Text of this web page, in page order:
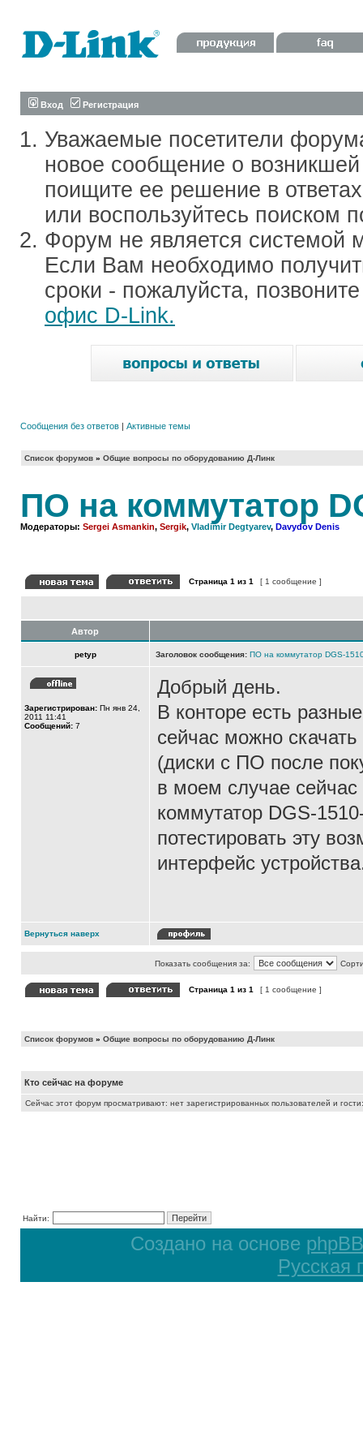
Вход Регистрация
Уважаемые посетители
новое сообщение о
поищите ее решение в
или воспользуйтесь поиском
Форум не является системой
Если Вам необходимо
сроки - пожалуйста,
офис D-Link.
Сообщения без ответов | Активные темы
Список форумов » Общие вопросы по оборудованию Д-Линк
ПО на коммутатор
Модераторы: Sergei Asmankin, Sergik, Vladimir Degtyarev, Davydov Denis
Страница 1 из 1 [ 1 сообщение ]
Автор
petyp Заголовок сообщения: ПО на коммутатор DGS-
Зарегистрирован: Пн янв 24,
2011 11:41
Сообщений: 7
Добрый день.
В конторе есть
сейчас можно
(диски с ПО после
в моем случае сейчас
коммутатор DGS-
потестировать эту
интерфейс
Вернуться наверх
Показать сообщения за:
Страница 1 из 1 [ 1 сообщение ]
Список форумов » Общие вопросы по оборудованию Д-Линк
Кто сейчас на форуме
Сейчас этот форум просматривают: нет зарегистрированных пользователей и
Найти:
Создано на основе phpBB
Русская